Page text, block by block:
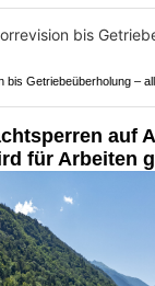
bis Getriebeüberholung –
auf
für Arbeiten